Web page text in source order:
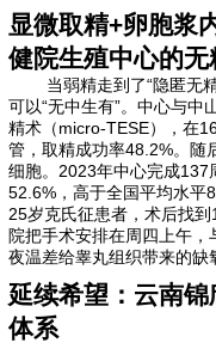
显微取精+卵胞浆
健院生殖中心的无
当弱精走到了“隐匿无
可以“无中生有”。中心与中
精术（micro-TESE），在
管，取精成功率48.2%。随
细胞。2023年中心完成137
52.6%，高于全国平均水平
25岁克氏征患者，术后找
院把手术安排在周四上午
夜温差给睾丸组织带来的缺
延续希望：云南
体系